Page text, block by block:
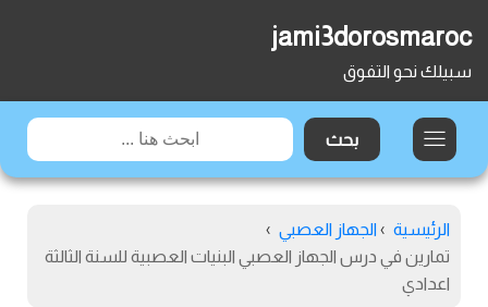
jami3dorosmaroc
سبيلك نحو التفوق
الرئيسية › الجهاز العصبي ›
تمارين في درس الجهاز العصبي البنيات العصبية للسنة الثالثة
اعدادي